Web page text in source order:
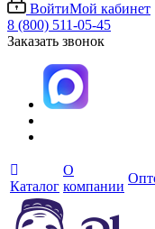
ВойтиМой кабинет
8 (800) 511-05-45
Заказать звонок
Каталог
О
компании